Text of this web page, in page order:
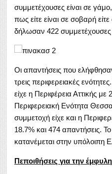
συμμετέχουσες είναι σε
πως είτε είναι σε σοβαρή
δήλωσαν 422 συμμετέχουσες
Οι απαντήσεις που
τρεις περιφερειακές
είχε η Περιφέρεια Αττικής
Περιφερειακή Ενότητα
συμμετοχή είχε και η
18.7% και 474 απαντήσεις.
κατανέμεται στην υπόλοιπη
Πεποιθήσεις για την